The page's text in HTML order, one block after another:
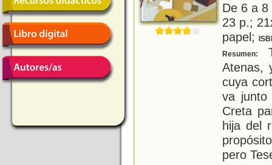
De 6 a
23 p.;
papel;
Resumen:
Atenas,
cuya
va
Creta
hija del
pero